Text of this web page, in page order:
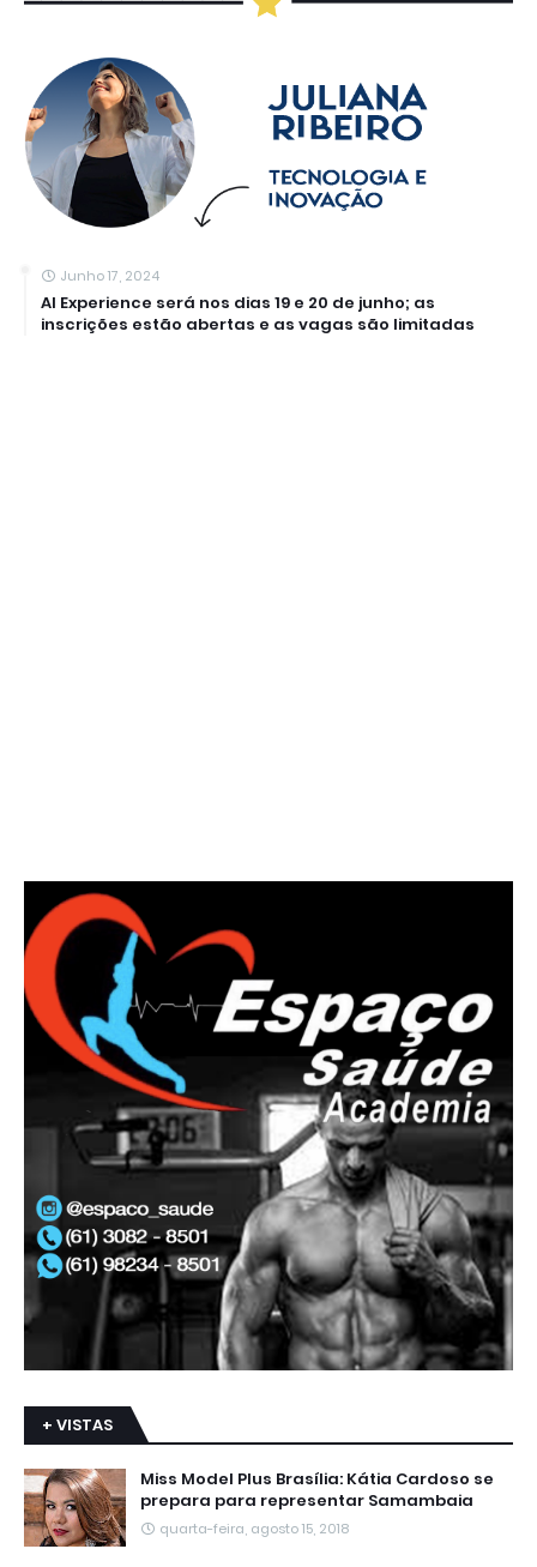
Junho 17, 2024
AI Experience será nos dias 19 e 20 de junho; as
inscrições estão abertas e as vagas são limitadas
+ VISTAS
Miss Model Plus Brasília: Kátia Cardoso se
prepara para representar Samambaia
quarta-feira, agosto 15, 2018